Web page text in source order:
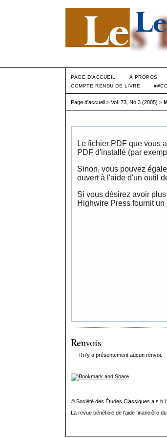
PAGE D'ACCUEIL À PROPOS
COMPTE RENDU DE LIVRE
Page d'accueil >Vol. 73, No 3 (2005) >
Le fichier PDF que vous
PDF d'installé (par
Sinon, vous pouvez
ouvert à l'aide d'un outil
Si vous désirez avoir
Highwire Press fournit un
Renvois
Il n'y a présentement aucun renvoi.
© Société des Études Classiques
La revue bénéficie de l'aide financière